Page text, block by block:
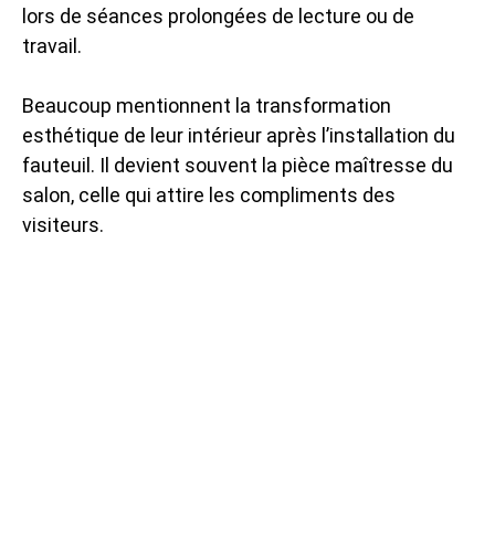
lors de séances prolongées de lecture ou de
travail.
Beaucoup mentionnent la transformation
esthétique de leur intérieur après l’installation du
fauteuil. Il devient souvent la pièce maîtresse du
salon, celle qui attire les compliments des
visiteurs.